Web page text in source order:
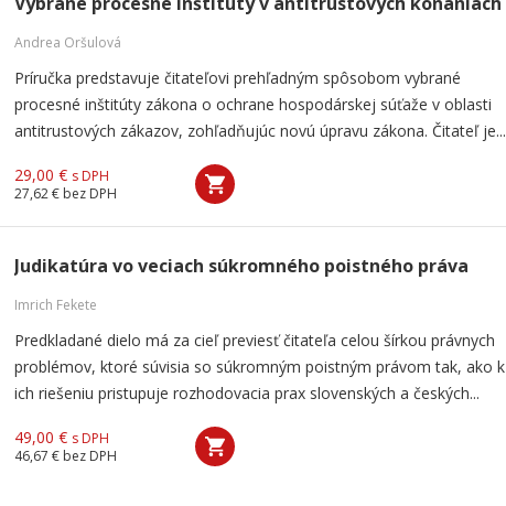
Andrea Oršulová
Príručka predstavuje čitateľovi prehľadným spôsobom vybrané
procesné inštitúty zákona o ochrane hospodárskej súťaže v oblasti
antitrustových zákazov, zohľadňujúc novú úpravu zákona. Čitateľ je...
29,00 € s DPH
27,62 € bez DPH
Judikatúra vo veciach súkromného poistného práva
Imrich Fekete
Predkladané dielo má za cieľ previesť čitateľa celou šírkou právnych
problémov, ktoré súvisia so súkromným poistným právom tak, ako k
ich riešeniu pristupuje rozhodovacia prax slovenských a českých...
49,00 € s DPH
46,67 € bez DPH